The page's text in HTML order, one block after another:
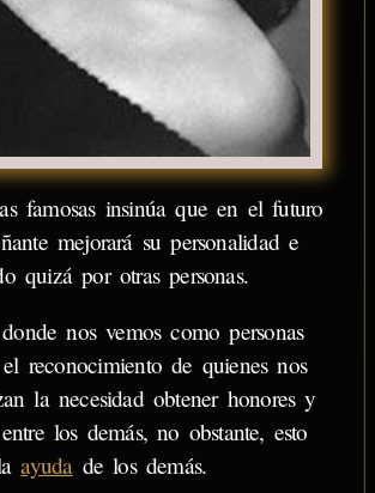
famosas insinúa que en el futuro
mejorará su personalidad e
quizá por otras personas.
nos vemos como personas
reconocimiento de quienes nos
la necesidad obtener honores y
los demás, no obstante, esto
ayudade los demás.